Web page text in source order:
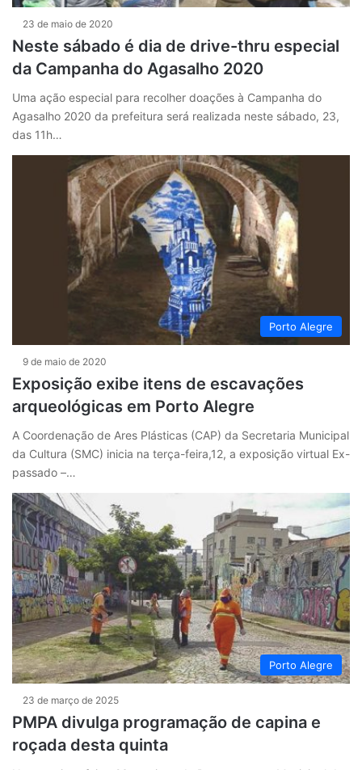
23 de maio de 2020
Neste sábado é dia de drive-thru especial
da Campanha do Agasalho 2020
Uma ação especial para recolher doações à Campanha do
Agasalho 2020 da prefeitura será realizada neste sábado, 23,
das 11h…
Porto Alegre
9 de maio de 2020
Exposição exibe itens de escavações
arqueológicas em Porto Alegre
A Coordenação de Ares Plásticas (CAP) da Secretaria Municipal
da Cultura (SMC) inicia na terça-feira,12, a exposição virtual Ex-
passado –…
Porto Alegre
23 de março de 2025
PMPA divulga programação de capina e
roçada desta quinta